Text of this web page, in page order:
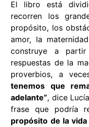
El libro está
recorren los
propósito, los
amor, la
construye a
respuestas de la
proverbios, a
tenemos que
adelante”, dice
frase que podría
propósito de la